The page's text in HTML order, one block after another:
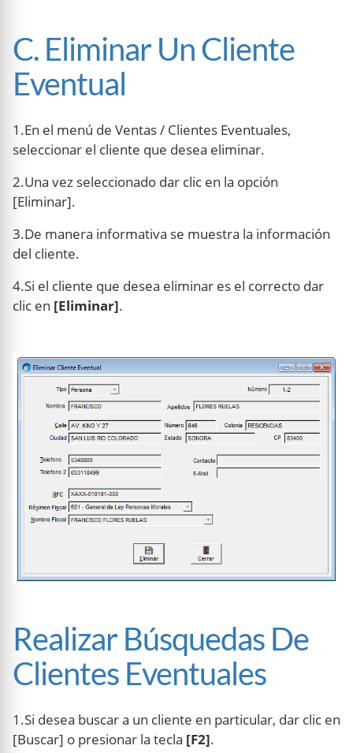
C. Eliminar Un Cliente
Eventual
1.En el menú de Ventas / Clientes Eventuales,
seleccionar el cliente que desea eliminar.
2.Una vez seleccionado dar clic en la opción
[Eliminar].
3.De manera informativa se muestra la información
del cliente.
4.Si el cliente que desea eliminar es el correcto dar
clic en [Eliminar].
Realizar Búsquedas De
Clientes Eventuales
1.Si desea buscar a un cliente en particular, dar clic en
[Buscar] o presionar la tecla [F2].